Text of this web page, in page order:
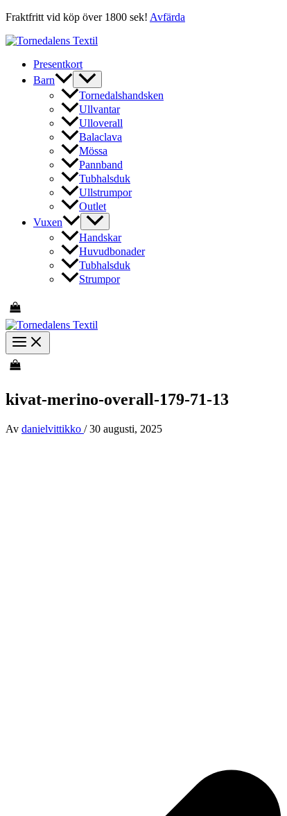
Fraktfritt vid köp över 1800 sek! Avfärda
Hoppa
innehållPresentkort
Barn
Tornedalshandsken
Ullvantar
Ulloverall
Balaclava
Mössa
Pannband
Tubhalsduk
Ullstrumpor
Outlet
Vuxen
Handskar
Huvudbonader
Tubhalsduk
Strumpor
kivat-merino-overall-179-71-13
Av danielvittikko /30 augusti, 2025